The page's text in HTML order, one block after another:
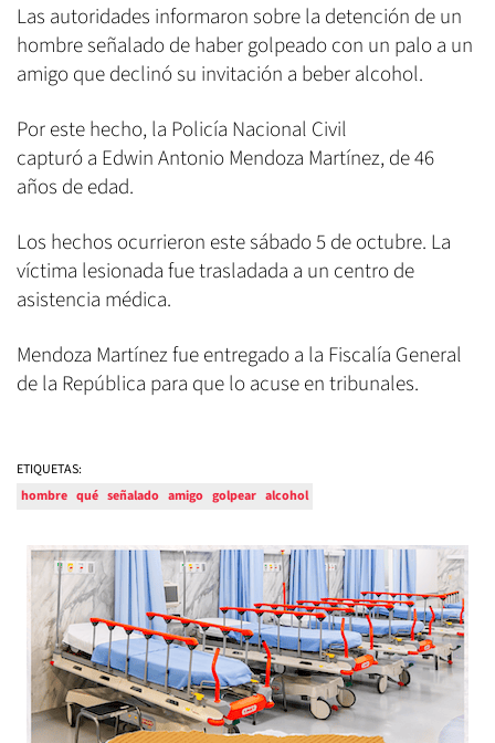
Las autoridades informaron sobre la detención de un
hombre señalado de haber golpeado con un palo a un
amigo que declinó su invitación a beber alcohol.
Por este hecho, la Policía Nacional Civil
capturó a Edwin Antonio Mendoza Martínez, de 46
años de edad.
Los hechos ocurrieron este sábado 5 de octubre. La
víctima lesionada fue trasladada a un centro de
asistencia médica.
Mendoza Martínez fue entregado a la Fiscalía General
de la República para que lo acuse en tribunales.
ETIQUETAS:
hombre qué señalado amigo golpear alcohol